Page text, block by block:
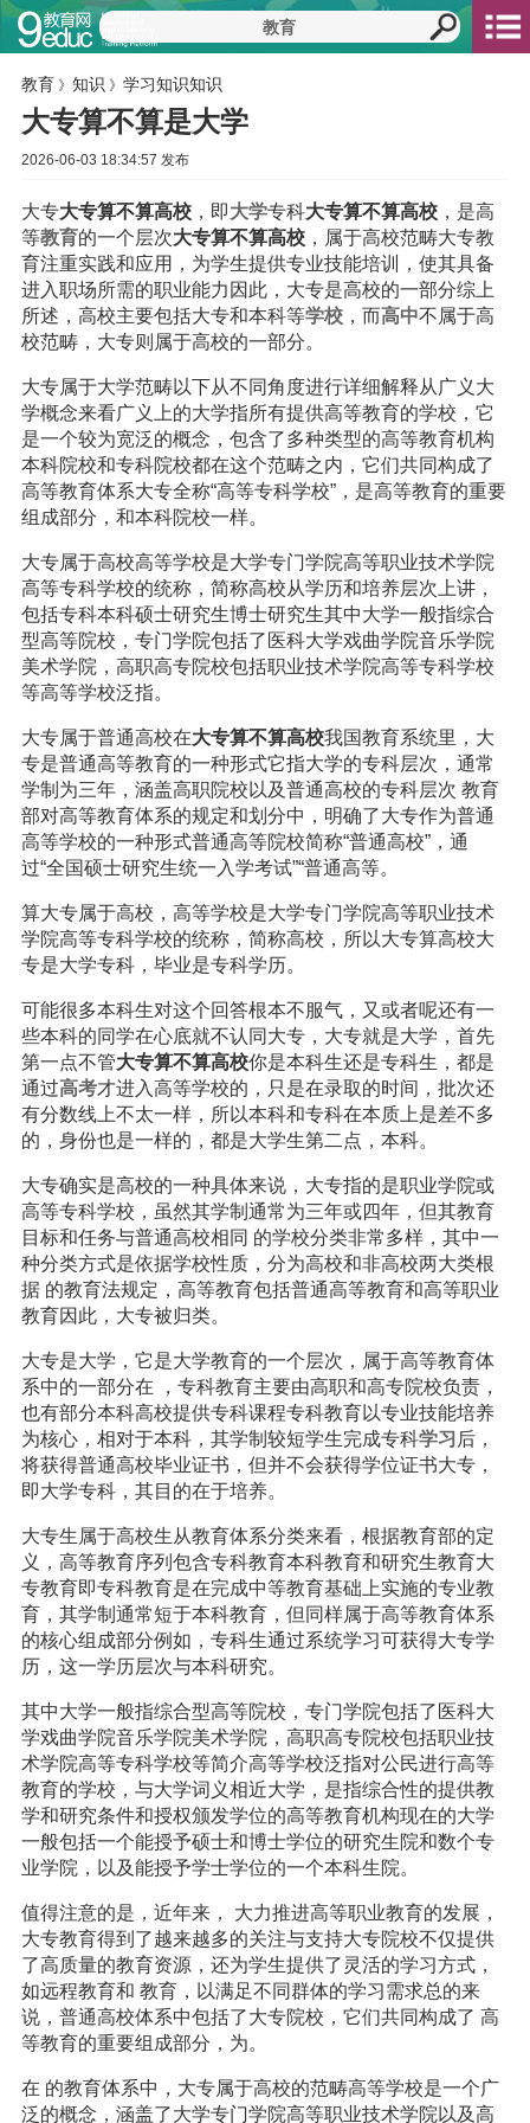
教育 》 知识 》 学习知识知识
大专算不算是大学
2026-06-03 18:34:57 发布
大专大专算不算高校，即大学专科大专算不算高校，是高
等教育的一个层次大专算不算高校，属于高校范畴大专教
育注重实践和应用，为学生提供专业技能培训，使其具备
进入职场所需的职业能力因此，大专是高校的一部分综上
所述，高校主要包括大专和本科等学校，而高中不属于高
校范畴，大专则属于高校的一部分。
大专属于大学范畴以下从不同角度进行详细解释从广义大
学概念来看广义上的大学指所有提供高等教育的学校，它
是一个较为宽泛的概念，包含了多种类型的高等教育机构
本科院校和专科院校都在这个范畴之内，它们共同构成了
高等教育体系大专全称“高等专科学校”，是高等教育的重要
组成部分，和本科院校一样。
大专属于高校高等学校是大学专门学院高等职业技术学院
高等专科学校的统称，简称高校从学历和培养层次上讲，
包括专科本科硕士研究生博士研究生其中大学一般指综合
型高等院校，专门学院包括了医科大学戏曲学院音乐学院
美术学院，高职高专院校包括职业技术学院高等专科学校
等高等学校泛指。
大专属于普通高校在大专算不算高校我国教育系统里，大
专是普通高等教育的一种形式它指大学的专科层次，通常
学制为三年，涵盖高职院校以及普通高校的专科层次 教育
部对高等教育体系的规定和划分中，明确了大专作为普通
高等学校的一种形式普通高等院校简称“普通高校”，通
过“全国硕士研究生统一入学考试”“普通高等。
算大专属于高校，高等学校是大学专门学院高等职业技术
学院高等专科学校的统称，简称高校，所以大专算高校大
专是大学专科，毕业是专科学历。
可能很多本科生对这个回答根本不服气，又或者呢还有一
些本科的同学在心底就不认同大专，大专就是大学，首先
第一点不管大专算不算高校你是本科生还是专科生，都是
通过高考才进入高等学校的，只是在录取的时间，批次还
有分数线上不太一样，所以本科和专科在本质上是差不多
的，身份也是一样的，都是大学生第二点，本科。
大专确实是高校的一种具体来说，大专指的是职业学院或
高等专科学校，虽然其学制通常为三年或四年，但其教育
目标和任务与普通高校相同 的学校分类非常多样，其中一
种分类方式是依据学校性质，分为高校和非高校两大类根
据 的教育法规定，高等教育包括普通高等教育和高等职业
教育因此，大专被归类。
大专是大学，它是大学教育的一个层次，属于高等教育体
系中的一部分在 ，专科教育主要由高职和高专院校负责，
也有部分本科高校提供专科课程专科教育以专业技能培养
为核心，相对于本科，其学制较短学生完成专科学习 后，
将获得普通高校毕业证书，但并不会获得学位证书大专，
即大学专科，其目的在于培养。
大专生属于高校生从教育体系分类来看，根据教育部的定
义，高等教育序列包含专科教育本科教育和研究生教育大
专教育即专科教育是在完成中等教育基础上实施的专业教
育，其学制通常短于本科教育，但同样属于高等教育体系
的核心组成部分例如，专科生通过系统学习可获得大专学
历，这一学历层次与本科研究。
其中大学一般指综合型高等院校，专门学院包括了医科大
学戏曲学院音乐学院美术学院，高职高专院校包括职业技
术学院高等专科学校等简介高等学校泛指对公民进行高等
教育的学校，与大学词义相近大学，是指综合性的提供教
学和研究条件和授权颁发学位的高等教育机构现在的大学
一般包括一个能授予硕士和博士学位的研究生院和数个专
业学院，以及能授予学士学位的一个本科生院。
值得注意的是，近年来， 大力推进高等职业教育的发展，
大专教育得到了越来越多的关注与支持大专院校不仅提供
了高质量的教育资源，还为学生提供了灵活的学习方式，
如远程教育和 教育，以满足不同群体的学习需求总的来
说，普通高校体系中包括了大专院校，它们共同构成了 高
等教育的重要组成部分，为。
在 的教育体系中，大专属于高校的范畴高等学校是一个广
泛的概念，涵盖了大学专门学院高等职业技术学院以及高